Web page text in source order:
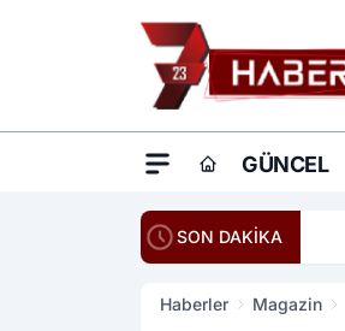
GÜNCEL
SON DAKİKA
Haberler Magazin